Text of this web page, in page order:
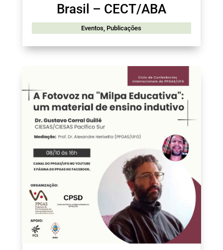
Brasil – CECT/ABA
Eventos Publicações